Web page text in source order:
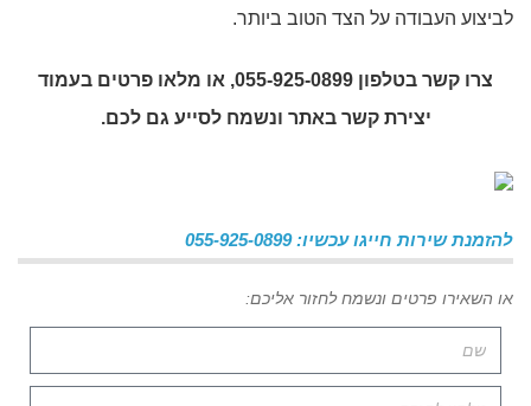
לביצוע העבודה על הצד הטוב ביותר.
צרו קשר בטלפון 055-925-0899, או מלאו פרטים בעמוד
יצירת קשר באתר ונשמח לסייע גם לכם.
להזמנת שירות חייגו עכשיו: 055-925-0899
או השאירו פרטים ונשמח לחזור אליכם: